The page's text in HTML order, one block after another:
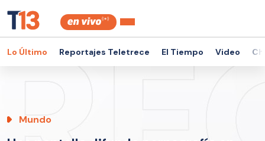
Lo Último Reportajes Teletrece El Tiempo Video
Mundo